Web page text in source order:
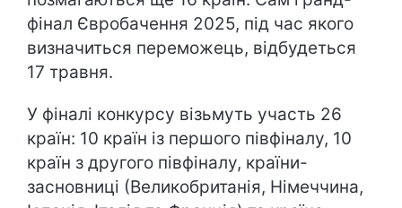
фінал Євробачення 2025, під час якого
визначиться переможець, відбудеться
17 травня.
У фіналі конкурсу візьмуть участь 26
країн: 10 країн із першого півфіналу, 10
країн з другого півфіналу, країни-
засновниці (Великобританія, Німеччина,